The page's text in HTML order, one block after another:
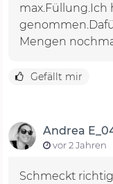
max.Füllung.Ich
Mengen
Gefällt mir
Andrea
vor 2 Jahren
Schmeckt